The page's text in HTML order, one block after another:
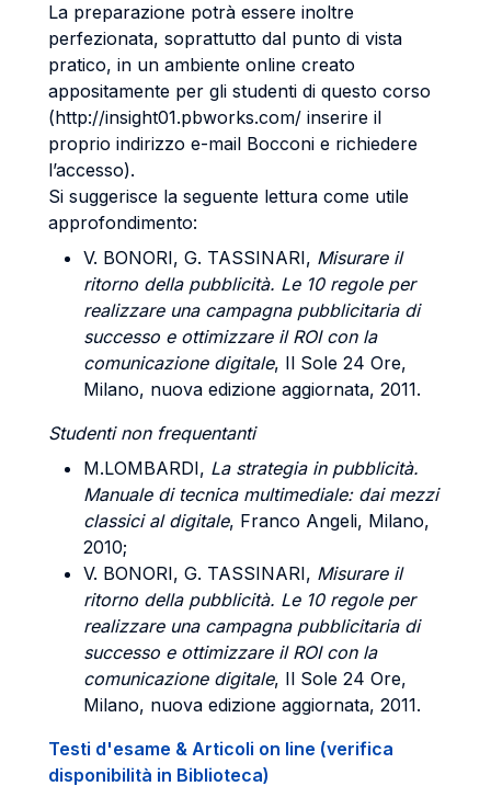
La preparazione potrà essere inoltre
perfezionata, soprattutto dal punto di vista
pratico, in un ambiente online creato
appositamente per gli studenti di questo corso
(http://insight01.pbworks.com/ inserire il
proprio indirizzo e-mail Bocconi e richiedere
l’accesso).
Si suggerisce la seguente lettura come utile
approfondimento:
V. BONORI, G. TASSINARI, Misurare il
ritorno della pubblicità. Le 10 regole per
realizzare una campagna pubblicitaria di
successo e ottimizzare il ROI con la
comunicazione digitale, Il Sole 24 Ore,
Milano, nuova edizione aggiornata, 2011.
Studenti non frequentanti
M.LOMBARDI, La strategia in pubblicità.
Manuale di tecnica multimediale: dai mezzi
classici al digitale, Franco Angeli, Milano,
2010;
V. BONORI, G. TASSINARI, Misurare il
ritorno della pubblicità. Le 10 regole per
realizzare una campagna pubblicitaria di
successo e ottimizzare il ROI con la
comunicazione digitale, Il Sole 24 Ore,
Milano, nuova edizione aggiornata, 2011.
Testi d'esame & Articoli on line (verifica
disponibilità in Biblioteca)